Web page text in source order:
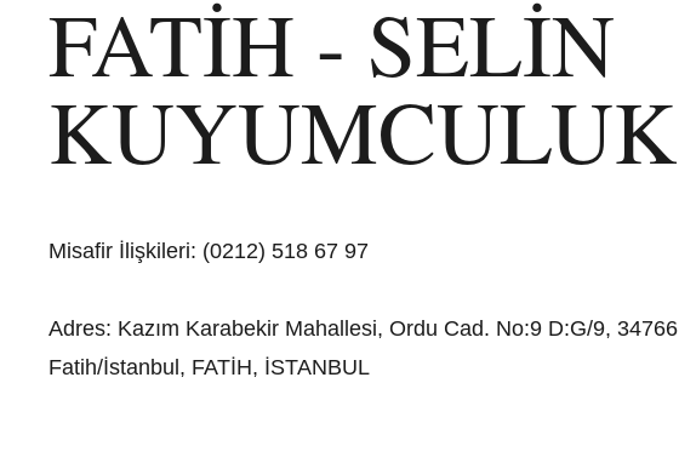
FATİH - SELİN
KUYUMCULUK
Misafir İlişkileri: (0212) 518 67 97
Adres: Kazım Karabekir Mahallesi, Ordu Cad. No:9 D:G/9, 34766
Fatih/İstanbul, FATİH, İSTANBUL